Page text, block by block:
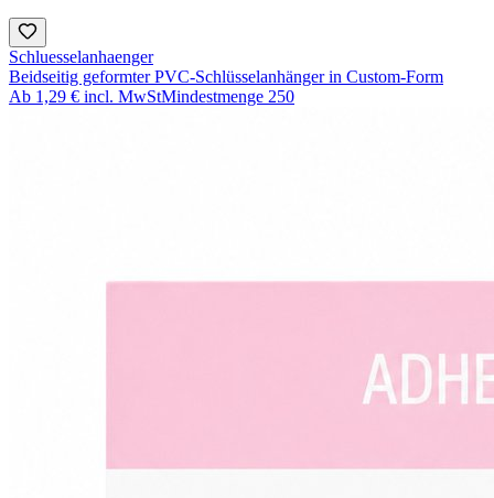
Schluesselanhaenger
Beidseitig geformter PVC-Schlüsselanhänger in Custom-Form
Ab 1,29 € incl. MwStMindestmenge 250